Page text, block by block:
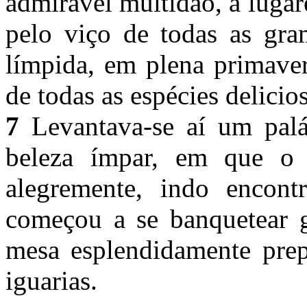
pelo viço de todas as
límpida, em plena
de todas as espécies
7 Levantava-se aí um
beleza ímpar, em que
alegremente, indo
começou a se banquetear
mesa esplendidamente
iguarias.